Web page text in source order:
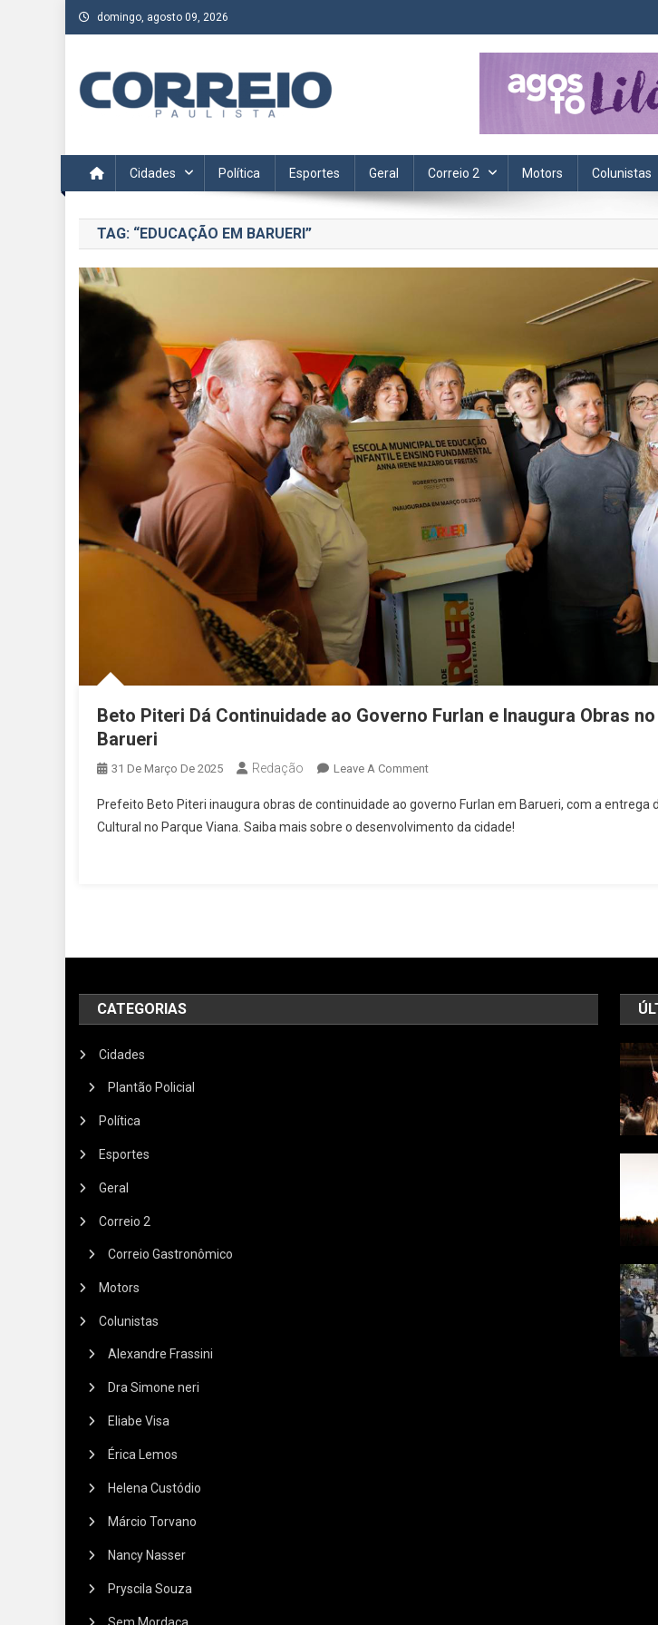
Skip
to
domingo, agosto 09, 2026
Acompanhe as últimas notícias da região no Correio Paulista. Informação, política, saúde, economia,
Cidades Política Esportes Geral Correio 2 Motors Colunistas
TAG: “EDUCAÇÃO EM BARUERI”
Beto Piteri Dá Continuidade ao Governo Furlan e Inaugura Obras
Barueri
31 De Março De 2025 Redação Leave A CommentOn
Piteri
Dá
Inaugura
No
Prefeito Beto Piteri inaugura obras de continuidade ao governo Furlan em Barueri, com a entrega
Cultural no Parque Viana. Saiba mais sobre o desenvolvimento da cidade!
CATEGORIAS
Cidades
Plantão Policial
Política
Esportes
Geral
Correio 2
Correio Gastronômico
Motors
Colunistas
Alexandre Frassini
Dra Simone neri
Eliabe Visa
Érica Lemos
Helena Custódio
Márcio Torvano
Nancy Nasser
Pryscila Souza
Sem Mordaça